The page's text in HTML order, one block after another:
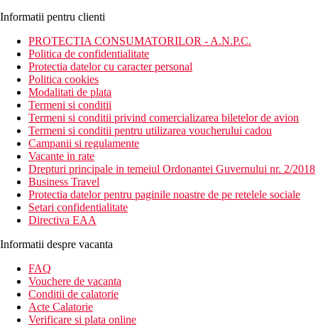
Informatii pentru clienti
PROTECTIA CONSUMATORILOR - A.N.P.C.
Politica de confidentialitate
Protectia datelor cu caracter personal
Politica cookies
Modalitati de plata
Termeni si conditii
Termeni si conditii privind comercializarea biletelor de avion
Termeni si conditii pentru utilizarea voucherului cadou
Campanii si regulamente
Vacante in rate
Drepturi principale in temeiul Ordonantei Guvernului nr. 2/2018
Business Travel
Protectia datelor pentru paginile noastre de pe retelele sociale
Setari confidentialitate
Directiva EAA
Informatii despre vacanta
FAQ
Vouchere de vacanta
Conditii de calatorie
Acte Calatorie
Verificare si plata online